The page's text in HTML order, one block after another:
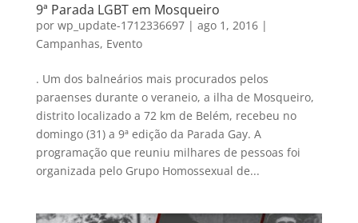
9ª Parada LGBT em Mosqueiro
por wp_update-1712336697| ago 1, 2016|
Campanhas, Evento
. Um dos balneários mais procurados pelos
paraenses durante o veraneio, a ilha de Mosqueiro,
distrito localizado a 72 km de Belém, recebeu no
domingo (31) a 9ª edição da Parada Gay. A
programação que reuniu milhares de pessoas foi
organizada pelo Grupo Homossexual de...